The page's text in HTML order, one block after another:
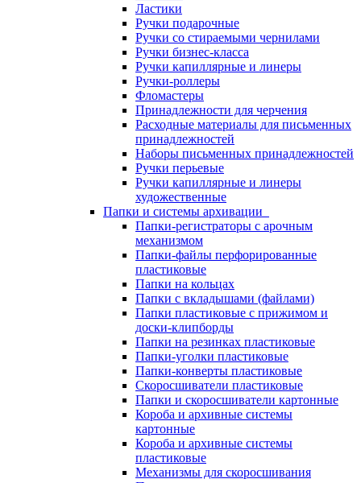
Ластики
Ручки подарочные
Ручки со стираемыми чернилами
Ручки бизнес-класса
Ручки капиллярные и линеры
Ручки-роллеры
Фломастеры
Принадлежности для черчения
Расходные материалы для письменных
принадлежностей
Наборы письменных принадлежностей
Ручки перьевые
Ручки капиллярные и линеры
художественные
Папки и системы архивации
Папки-регистраторы с арочным
механизмом
Папки-файлы перфорированные
пластиковые
Папки на кольцах
Папки с вкладышами (файлами)
Папки пластиковые с прижимом и
доски-клипборды
Папки на резинках пластиковые
Папки-уголки пластиковые
Папки-конверты пластиковые
Скоросшиватели пластиковые
Папки и скоросшиватели картонные
Короба и архивные системы
картонные
Короба и архивные системы
пластиковые
Механизмы для скоросшивания